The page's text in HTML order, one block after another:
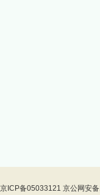
京ICP备05033121 京公网安